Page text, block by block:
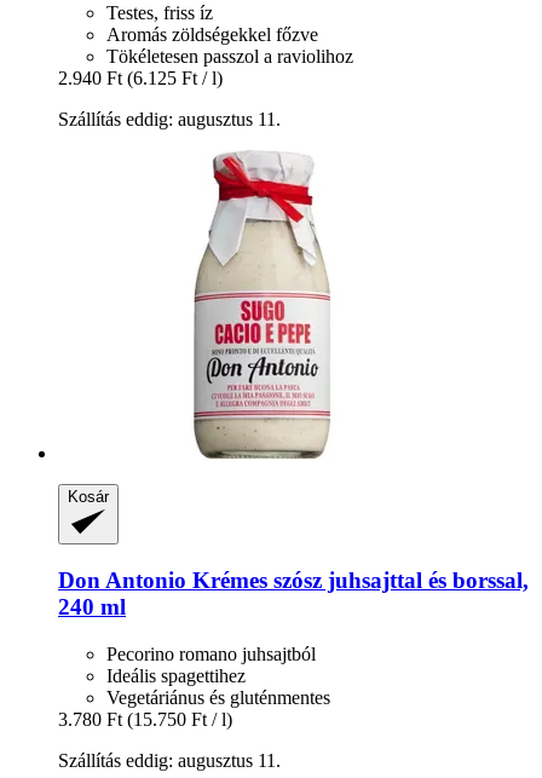
Testes, friss íz
Aromás zöldségekkel főzve
Tökéletesen passzol a raviolihoz
2.940 Ft (6.125 Ft / l)
Szállítás eddig: augusztus 11.
Kosár
Don Antonio Krémes szósz juhsajttal és borssal,
240 ml
Pecorino romano juhsajtból
Ideális spagettihez
Vegetáriánus és gluténmentes
3.780 Ft (15.750 Ft / l)
Szállítás eddig: augusztus 11.